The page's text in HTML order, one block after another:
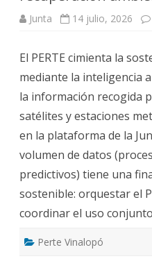
Junta 14 julio, 2026
El PERTE cimienta la
mediante la inteligencia
la información recogida
satélites y estaciones
en la plataforma de la
volumen de datos
predictivos) tiene una
sostenible: orquestar el
coordinar el uso
Perte Vinalopó